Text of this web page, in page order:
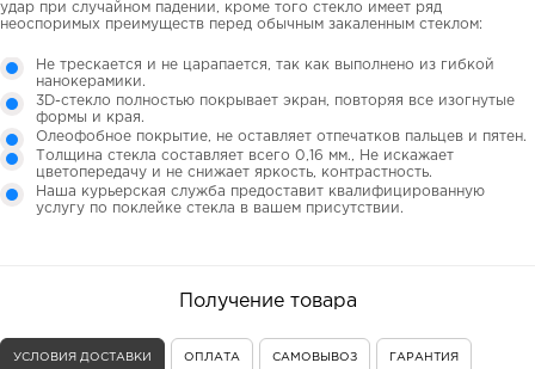
удар при случайном падении, кроме того стекло имеет ряд
неоспоримых преимуществ перед обычным закаленным стеклом:
Не трескается и не царапается, так как выполнено из гибкой
нанокерамики.
3D-стекло полностью покрывает экран, повторяя все изогнутые
формы и края.
Олеофобное покрытие, не оставляет отпечатков пальцев и пятен.
Толщина стекла составляет всего 0,16 мм., Не искажает
цветопередачу и не снижает яркость, контрастность.
Наша курьерская служба предоставит квалифицированную
услугу по поклейке стекла в вашем присутствии.
Получение товара
УСЛОВИЯ ДОСТАВКИ ОПЛАТА САМОВЫВОЗ ГАРАНТИЯ